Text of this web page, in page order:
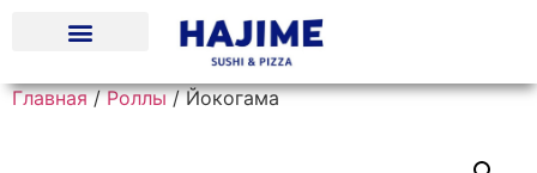
Главная/Роллы/ Йокогама